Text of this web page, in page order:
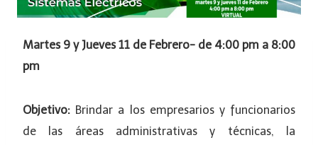
Martes 9 y Jueves 11 de Febrero- de 4:00 pm a 8:00
pm
Objetivo: Brindar a los empresarios y funcionarios
de las áreas administrativas y técnicas, la